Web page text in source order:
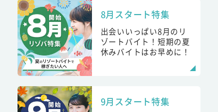
8月スタート特集
出会いいっぱい8月のリ
ゾートバイト！短期の夏
休みバイトはお早めに！
9月スタート特集